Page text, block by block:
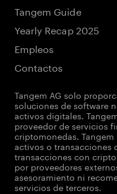
Tangem Guide
Yearly Recap 2025
Empleos
Contactos
Tangem AG solo
soluciones de software
activos digitales.
proveedor de servicios
criptomonedas.
activos o transacciones
transacciones con
por proveedores
asesoramiento ni
servicios de terceros.